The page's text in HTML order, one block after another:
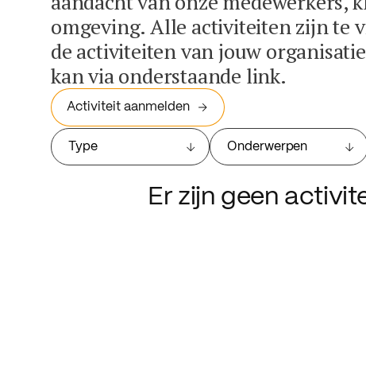
omgeving. Alle activiteiten zijn te
de activiteiten van jouw
kan via onderstaande link.
Activiteit aanmelden
Type Onderwerpen
Er zijn geen